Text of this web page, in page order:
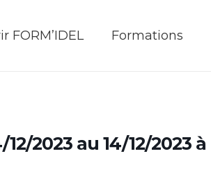
FORM’IDEL Formations
2023 au 14/12/2023 à